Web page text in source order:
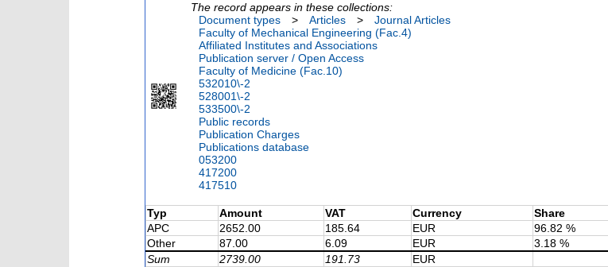
The record appears in these collections:
Document types
> Articles >
Journal Articles
Faculty of Mechanical Engineering (Fac.4)
Affiliated Institutes and Associations
Publication server / Open Access
Faculty of Medicine (Fac.10)
532010\-2
528001\-2
533500\-2
Public records
Publication Charges
Publications database
053200
417200
417510
Typ Amount VAT Currency Share
APC
2652.00 185.64 EUR 96.82 %
Other
87.00 6.09 EUR 3.18 %
Sum
2739.00 191.73
EUR